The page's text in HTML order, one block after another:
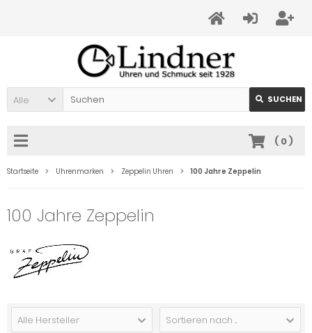
Alle SUCHEN
( 0)
Startseite Uhrenmarken Zeppelin Uhren 100 Jahre Zeppelin
100 Jahre Zeppelin
Alle Hersteller Sortieren nach ...